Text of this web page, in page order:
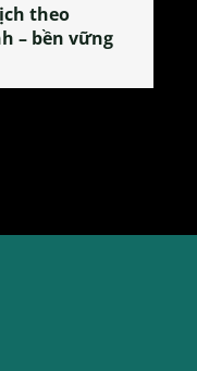
bánh tẻ Phú Nhi –
xứ Đoài